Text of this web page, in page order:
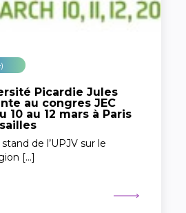
Picardie Jules
au congres JEC
10 au 12 mars à Paris
de l’UPJV sur le
[…]